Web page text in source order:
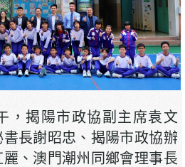
揭陽市政協副主席袁文
長謝昭忠、揭陽市政協辦
、澳門潮州同鄉會理事長